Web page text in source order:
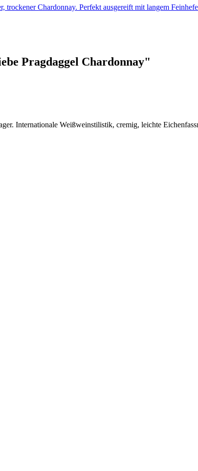
trockener Chardonnay. Perfekt ausgereift mit langem
Pragdaggel Chardonnay"
Internationale Weißweinstilistik, cremig, leichte